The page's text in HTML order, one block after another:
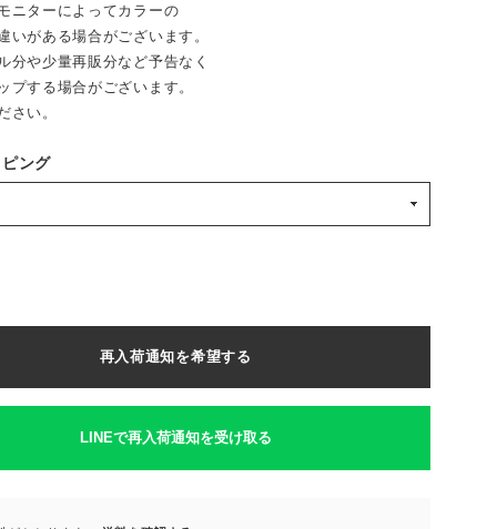
ニターによってカラーの
いがある場合がございます。
分や少量再販分など予告なく
プする場合がございます。
さい。
ング
再入荷通知を希望する
LINEで再入荷通知を受け取る